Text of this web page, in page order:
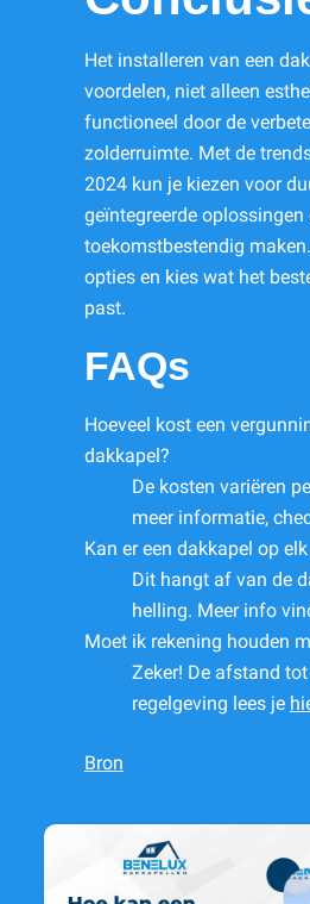
Het installeren van een
voordelen, niet alleen
functioneel door de
zolderruimte. Met de
2024 kun je kiezen voor
geïntegreerde oplossingen
toekomstbestendig
opties en kies wat het
past.
FAQs
Hoeveel kost een
dakkapel?
De kosten variëren
meer informatie,
Kan er een dakkapel op
Dit hangt af van de
helling. Meer info
Moet ik rekening houden
Zeker! De afstand
regelgeving lees je
Bron